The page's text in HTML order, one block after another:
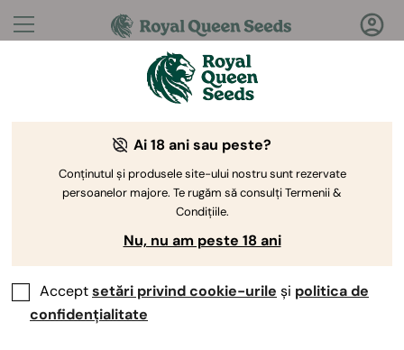
Întrebări?Răspunsuri!
Bine ați venit la Royal Queen Seeds Help Center
Help Center > Produse și
Cultivare > Vaporizatoare
Back
Ai 18 ani sau peste?
Conținutul și produsele site-ului nostru sunt rezervate
persoanelor majore. Te rugăm să consulți Termenii &
Condițiile.
Nu, nu am peste 18 ani
Acceptsetări privind cookie-urile și politica de
confidențialitate